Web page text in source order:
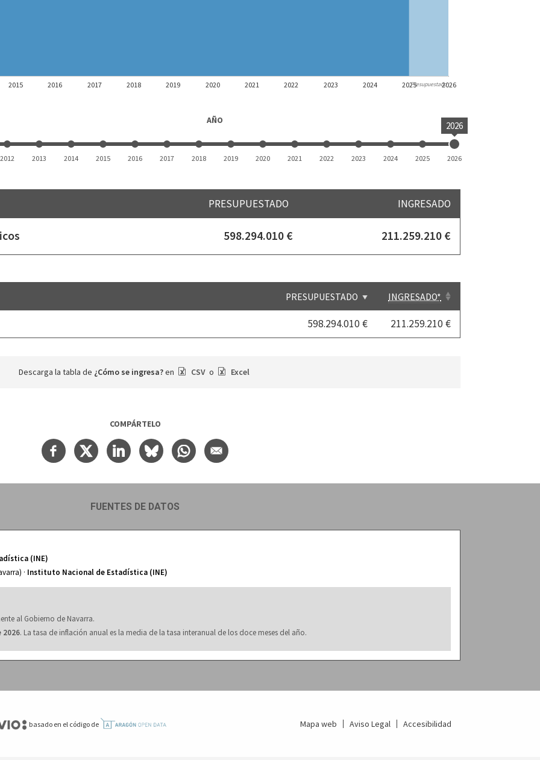
2015 2016 2017 2018 2019 2020 2021 2022 2023 2024 2025 2026
Presupuestado
AÑO 2026
2012 2013 2014 2015 2016 2017 2018 2019 2020 2021 2022 2023 2024 2025 2026
PRESUPUESTADO INGRESADO
598.294.010 € 211.259.210 €
PRESUPUESTADO INGRESADO*
598.294.010 € 211.259.210 €
Descarga la tabla de ¿Cómo se ingresa?en CSV o Excel
COMPÁRTELO
FUENTES DE DATOS
(INE)
· Instituto Nacional de Estadística (INE)
al Gobierno de Navarra.
2026. La tasa de inflación anual es la media de la tasa interanual de los doce meses del año.
basado en el código de Mapa web Aviso Legal Accesibilidad